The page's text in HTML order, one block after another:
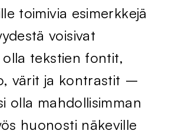
toimivia esimerkkejä
voisivat
olla tekstien fontit,
värit ja kontrastit –
olla mahdollisimman
huonosti näkeville